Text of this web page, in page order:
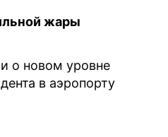
жары
о новом уровне
в аэропорту